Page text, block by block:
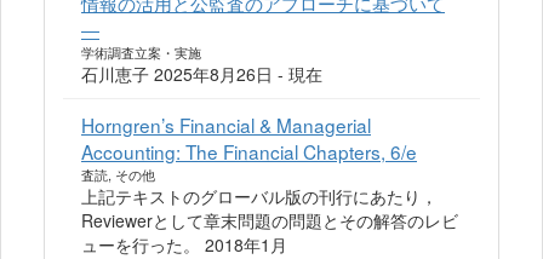
―
学術調査立案・実施
石川恵子 2025年8月26日 - 現在
Horngren’s Financial & Managerial
Accounting: The Financial Chapters, 6/e
査読, その他
上記テキストのグローバル版の刊行にあたり，
Reviewerとして章末問題の問題とその解答のレビ
ューを行った。 2018年1月